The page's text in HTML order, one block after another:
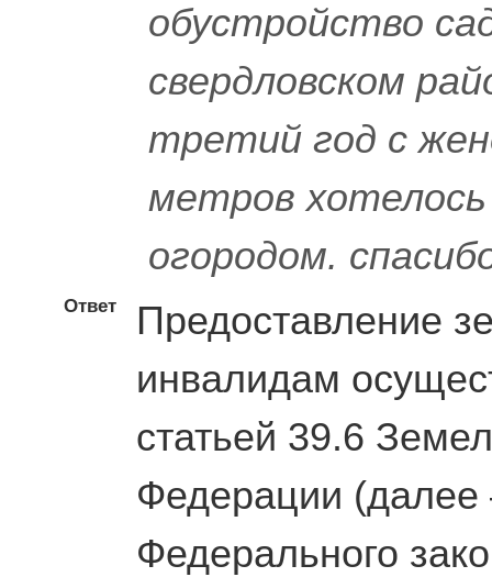
обустройство
свердловском
третий год с
метров
огородом.
Ответ
Предоставление
инвалидам
статьей 39.6
Федерации (далее
Федерального